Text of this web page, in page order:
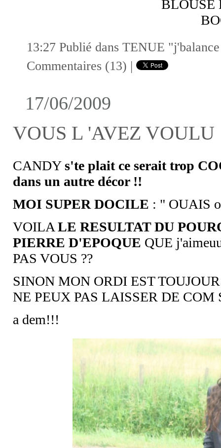
BLOUSE
13:27 Publié dans TENUE
Commentaires (13) |
17/06/2009
VOUS L 'AVEZ VOULU
CANDYs'te plait ce serait trop
dans un autre décor !!
MOI SUPER DOCILE : " OUAIS
VOILA LE RESULTAT DU
PIERRE D'EPOQUE QUE
PAS VOUS ??
SINON MON ORDI EST
NE PEUX PAS LAISSER DE
a dem!!!